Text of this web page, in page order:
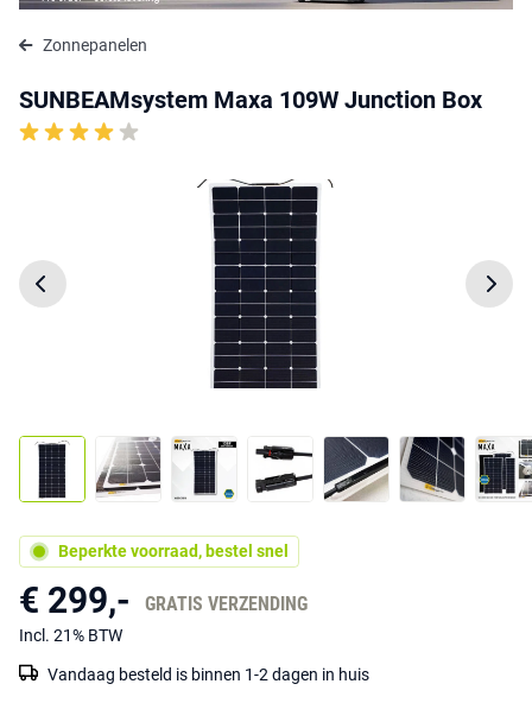
Zonnepanelen
SUNBEAMsystem Maxa 109W Junction Box
Beperkte voorraad, bestel snel
€ 299,- GRATIS VERZENDING
Incl. 21% BTW
Vandaag besteld is binnen 1-2 dagen in huis